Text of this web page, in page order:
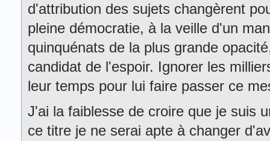
d'attribution des sujets changèrent
pleine démocratie, à la veille d'un
quinquénats de la plus grande
candidat de l'espoir. Ignorer les
leur temps pour lui faire passer ce
J'ai la faiblesse de croire que je suis
ce titre je ne serai apte à changer